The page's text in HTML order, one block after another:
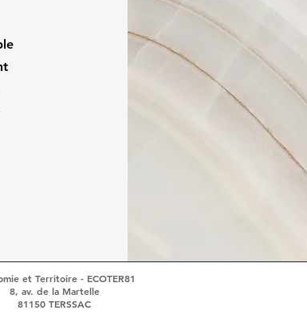
et Territoire - ECOTER81
8, av. de la Martelle
81150 TERSSAC